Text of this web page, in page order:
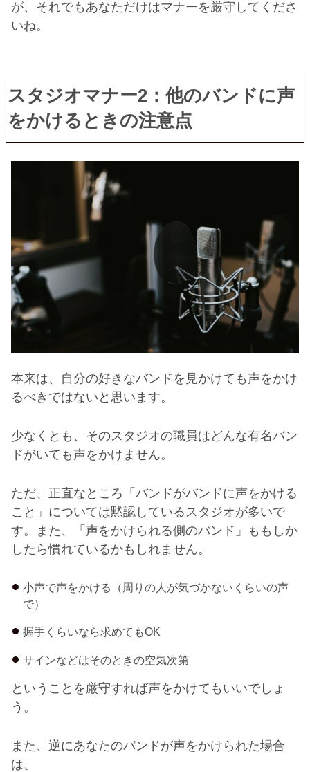
が、それでもあなただけはマナーを厳守してくださ
いね。
スタジオマナー2：他のバンドに声
をかけるときの注意点
本来は、自分の好きなバンドを見かけても声をかけ
るべきではないと思います。
少なくとも、そのスタジオの職員はどんな有名バン
ドがいても声をかけません。
ただ、正直なところ「バンドがバンドに声をかける
こと」については黙認しているスタジオが多いで
す。また、「声をかけられる側のバンド」ももしか
したら慣れているかもしれません。
小声で声をかける（周りの人が気づかないくらいの声
で）
握手くらいなら求めてもOK
サインなどはそのときの空気次第
ということを厳守すれば声をかけてもいいでしょ
う。
また、逆にあなたのバンドが声をかけられた場合
は、